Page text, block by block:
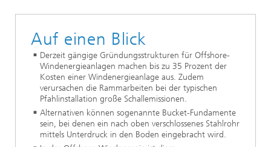
Auf einen Blick
Derzeit gängige Gründungsstrukturen für Offshore-
Windenergieanlagen machen bis zu 35 Prozent der
Kosten einer Windenergieanlage aus. Zudem
verursachen die Rammarbeiten bei der typischen
Pfahlinstallation große Schallemissionen.
Alternativen können sogenannte Bucket-Fundamente
sein, bei denen ein nach oben verschlossenes Stahlrohr
mittels Unterdruck in den Boden eingebracht wird.